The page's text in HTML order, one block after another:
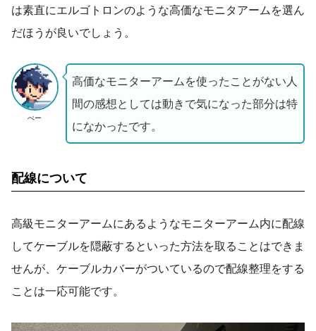
は素直にエルゴトロンのような高価なモニタアームを選ん
だほうが良いでしょう。
ぺー
高価なモニターアームを使ったことがない人
間の感想としては動きで気になった部分は特
になかったです。
配線について
高級モニターアームにあるようなモニターアーム内に配線
してケーブルを隠蔽するといった方法を取ることはできま
せんが、ケーブルカバーがついているので配線整理をする
ことは一応可能です。